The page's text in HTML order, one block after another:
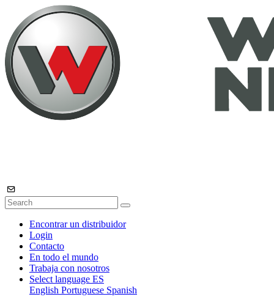
Encontrar un distribuidor
Login
Contacto
En todo el mundo
Trabaja con nosotros
Select language ES
English Portuguese Spanish